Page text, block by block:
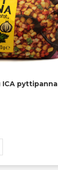
ICA pyttipanna